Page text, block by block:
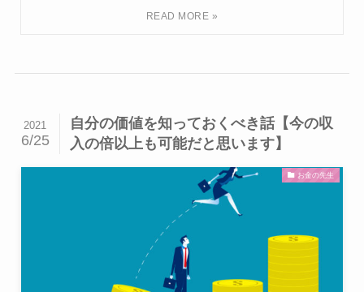
自分の価値を知っておくべき話【今の収
入の倍以上も可能だと思います】
2021
6/25
お金の先生